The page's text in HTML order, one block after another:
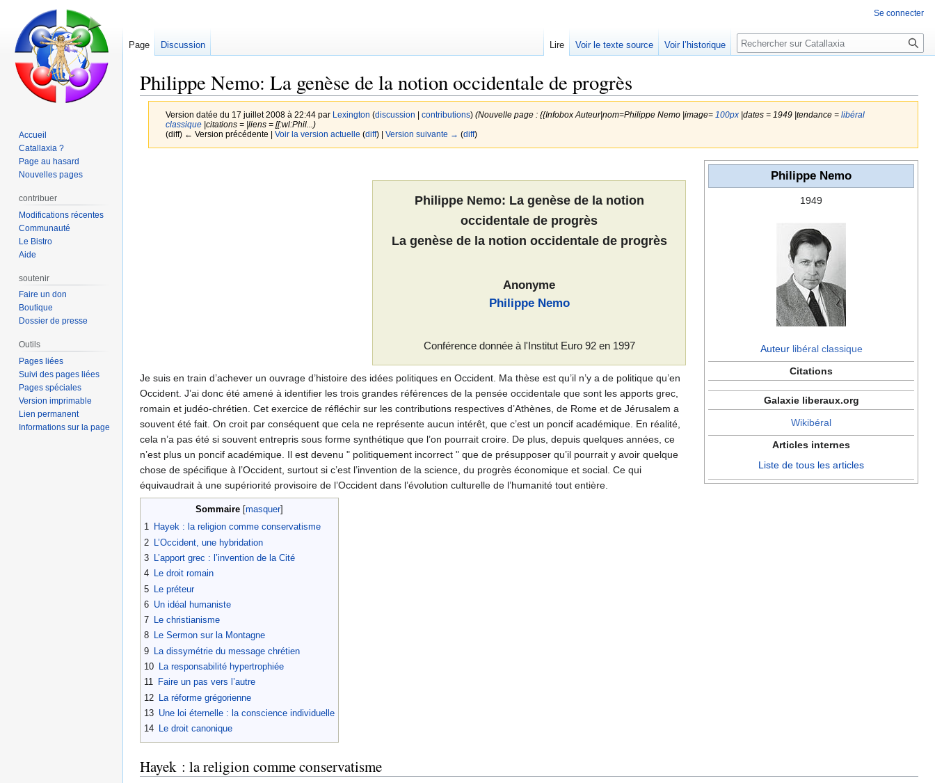
Philippe Nemo: La genèse de la notion occidentale de progrès
Version datée du 17 juillet 2008 à 22:44 par Lexington (discussion contributions) (Nouvelle page : {{Infobox Auteur|nom=Philippe Nemo |image= 100px|dates = 1949 |tendance = libéral
classique|citations = |liens = [[:wl:Phil...)
(diff) ← Version précédente | Voir la version actuelle (diff) | Version suivante → (diff)
Philippe Nemo
1949
Auteur libéral classique
Citations
Galaxie liberaux.org
Wikibéral
Articles internes
Liste de tous les articles
Philippe Nemo: La genèse de la notion
occidentale de progrès
La genèse de la notion occidentale de progrès
Anonyme
Philippe Nemo
Conférence donnée à l'Institut Euro 92 en 1997
Je suis en train d’achever un ouvrage d’histoire des idées politiques en Occident. Ma thèse est qu’il n’y a de politique qu’en
Occident. J’ai donc été amené à identifier les trois grandes références de la pensée occidentale que sont les apports grec,
romain et judéo-chrétien. Cet exercice de réfléchir sur les contributions respectives d’Athènes, de Rome et de Jérusalem a
souvent été fait. On croit par conséquent que cela ne représente aucun intérêt, que c’est un poncif académique. En réalité,
cela n’a pas été si souvent entrepris sous forme synthétique que l’on pourrait croire. De plus, depuis quelques années, ce
n’est plus un poncif académique. Il est devenu " politiquement incorrect " que de présupposer qu’il pourrait y avoir quelque
chose de spécifique à l’Occident, surtout si c’est l’invention de la science, du progrès économique et social. Ce qui
équivaudrait à une supériorité provisoire de l’Occident dans l’évolution culturelle de l’humanité tout entière.
Sommaire
1 Hayek : la religion comme conservatisme
2 L’Occident, une hybridation
3
L’apport grec : l’invention de la Cité
4 Le droit romain
5 Le préteur
6 Un idéal humaniste
7 Le christianisme
8 Le Sermon sur la Montagne
9
La dissymétrie du message chrétien
10 La responsabilité hypertrophiée
11 Faire un pas vers l’autre
12
La réforme grégorienne
13 Une loi éternelle : la conscience individuelle
14 Le droit canonique
Hayek : la religion comme conservatisme
Se connecter
Page Discussion Lire Voir le texte source Voir l’historique Rechercher
Accueil
Catallaxia ?
Page au hasard
Nouvelles pages
contribuer
Modifications récentes
Communauté
Le Bistro
Aide
soutenir
Faire un don
Boutique
Dossier de presse
Outils
Pages liées
Suivi des pages liées
Pages spéciales
Version imprimable
Lien permanent
Informations sur la page